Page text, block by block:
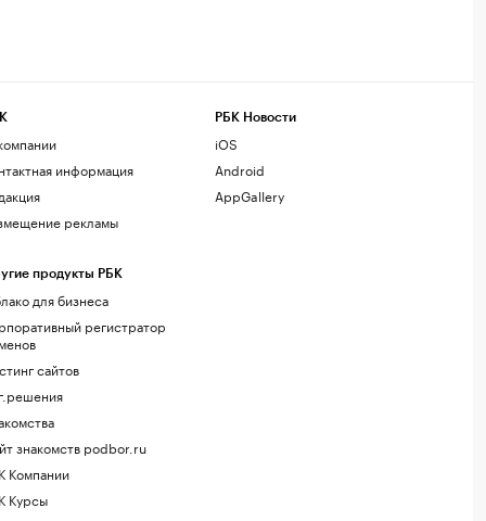
информация
рекламы
продукты РБК
для бизнеса
регистратор
сайтов
знакомств podbor.ru
Компании
Курсы
РБК Новости
iOS
Android
AppGallery